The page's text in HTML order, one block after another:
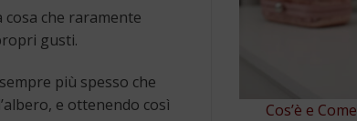
che raramente
gusti.
più spesso che
e ottenendo così
Cos’è e